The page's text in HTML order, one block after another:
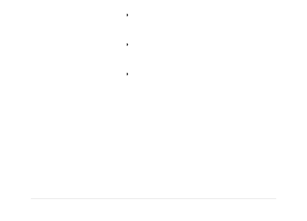
Facebook
Whatsapp
Twitter